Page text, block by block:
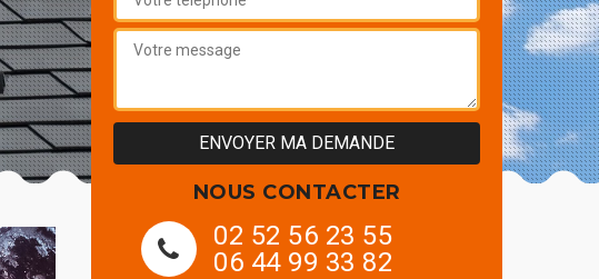
NOUS CONTACTER
02 52 56 23 55
06 44 99 33 82